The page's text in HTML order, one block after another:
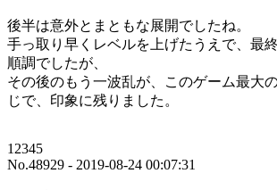
後半は意外とまともな展開でしたね。
手っ取り早くレベルを上げたうえで、最
順調でしたが、
その後のもう一波乱が、このゲーム最大
じで、印象に残りました。
12345
No.48929 - 2019-08-24 00:07:31